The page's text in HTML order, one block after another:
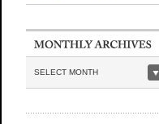
SELECT MONTH